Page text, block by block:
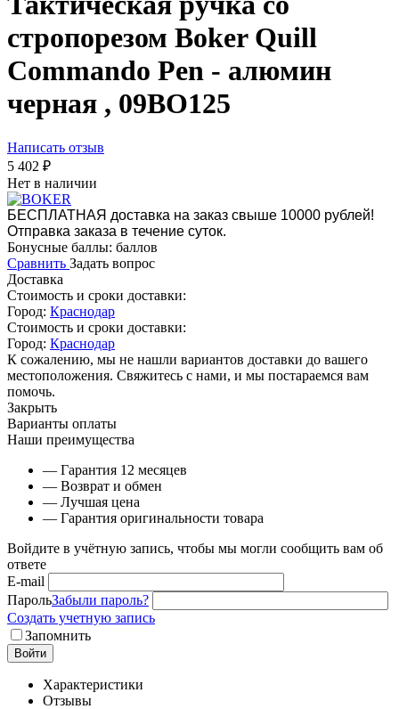
стропорезом Boker Quill
Commando Pen - алюмин
черная , 09BO125
Написать отзыв
5 402 ₽
Нет в наличии
БЕСПЛАТНАЯ доставка на заказ свыше 10000 рублей!
Отправка заказа в течение суток.
Бонусные баллы: баллов
Сравнить Задать вопрос
Доставка
Стоимость и сроки доставки:
Город: Краснодар
Стоимость и сроки доставки:
Город: Краснодар
К сожалению, мы не нашли вариантов доставки до вашего
местоположения. Свяжитесь с нами, и мы постараемся вам
помочь.
Закрыть
Варианты оплаты
Наши преимущества
— Гарантия 12 месяцев
— Возврат и обмен
— Лучшая цена
— Гарантия оригинальности товара
Войдите в учётную запись, чтобы мы могли сообщить вам об
ответе
E-mail
ПарольЗабыли пароль?
Создать учетную запись
Запомнить
Войти
Характеристики
Отзывы